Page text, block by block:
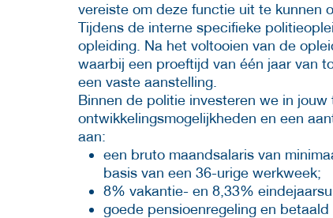
vereiste om deze functie uit te kunnen
Tijdens de interne specifieke
opleiding. Na het voltooien van de
waarbij een proeftijd van één jaar van
een vaste aanstelling.
Binnen de politie investeren we in
ontwikkelingsmogelijkheden en een
aan:
een bruto maandsalaris van
basis van een 36-urige werkweek;
8% vakantie- en 8,33%
goede pensioenregeling en